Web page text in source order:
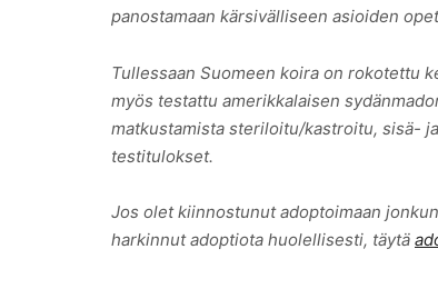
panostamaan kärsivälliseen asioiden
Tullessaan Suomeen koira on rokotettu
myös testattu amerikkalaisen
matkustamista steriloitu/kastroitu, sisä-
testitulokset.
Jos olet kiinnostunut adoptoimaan
harkinnut adoptiota huolellisesti, täytä